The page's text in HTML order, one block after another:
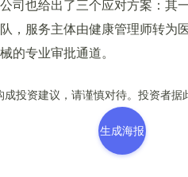
也给出了三个应对方案：其
，服务主体由健康管理师转为
的专业审批通道。
资建议，请谨慎对待。投资者据
生成海报